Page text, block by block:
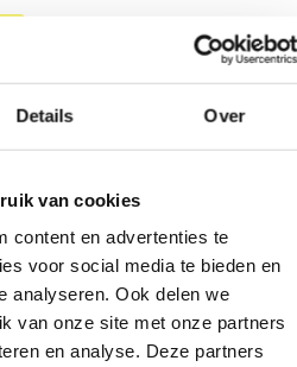
Details Over
van cookies
content en advertenties te
voor social media te bieden en
analyseren. Ook delen we
van onze site met onze partners
en analyse. Deze partners